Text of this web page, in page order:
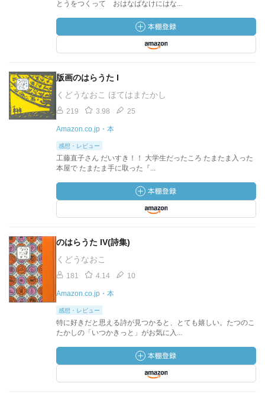
とうをつくって おはなばなけにはな...
版画のはらうた I
くどうなおこ ほてはまたかし
219 3.98 25
Amazon.co.jp・本
感想・レビュー
工藤直子さん だいすき！！ 大学生だったころ たまたま入った
本屋で たまたま手に取った『...
のはらうた IV(詩集)
くどうなおこ
181 4.14 10
Amazon.co.jp・本
感想・レビュー
特に好きだと思える詩が見つかると、とても嬉しい。たつのこ
たかしの「いつかきっと」がお気に入...